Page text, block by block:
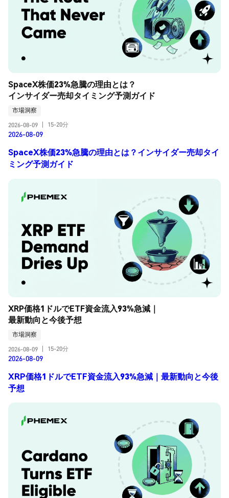
SpaceX株価23%急騰の理由とは？
インサイダー売却タイミング予測ガイド
市場洞察
2026-08-09
15-20分
2026-08-09
SpaceX株価23%急騰の理由とは？インサイダー売却タイ
ミング予測ガイド
XRP価格1ドルでETF資金流入93%急減｜
最新動向と今後予想
市場洞察
2026-08-09
15-20分
2026-08-09
XRP価格1ドルでETF資金流入93%急減｜最新動向と今後
予想